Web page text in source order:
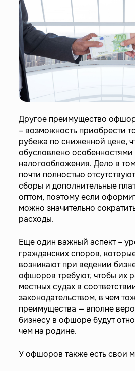
Другое преимущество
– возможность приобрести
рубежа по сниженной цене,
обусловлено особенностями
налогообложения. Дело в
почти полностью
сборы и дополнительные
оптом, поэтому если
можно значительно
расходы.
Еще один важный аспект –
гражданских споров,
возникают при ведении
офшоров требуют, чтобы их
местных судах в
законодательством, в чем
преимущества — вполне
бизнесу в офшоре будут
чем на родине.
У офшоров также есть свои